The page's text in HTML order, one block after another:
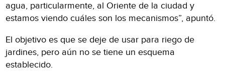
agua, particularmente, al Oriente de la ciudad y
estamos viendo cuáles son los mecanismos”, apuntó.
El objetivo es que se deje de usar para riego de
jardines, pero aún no se tiene un esquema
establecido.